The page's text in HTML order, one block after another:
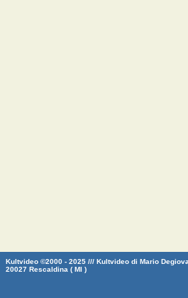
Kultvideo ©2000 - 2025 /// Kultvideo di Mario
20027 Rescaldina ( MI )